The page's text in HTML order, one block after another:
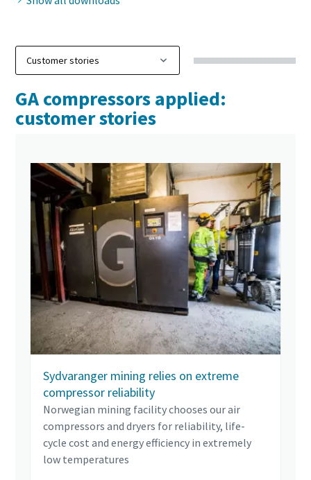
GA compressors applied:
customer stories
Sydvaranger mining relies on extreme
compressor reliability
Norwegian mining facility chooses our air
compressors and dryers for reliability, life-
cycle cost and energy efficiency in extremely
low temperatures